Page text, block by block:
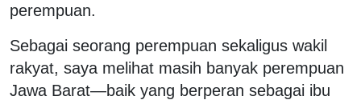
perempuan.
Sebagai seorang perempuan sekaligus wakil
rakyat, saya melihat masih banyak perempuan
Jawa Barat—baik yang berperan sebagai ibu